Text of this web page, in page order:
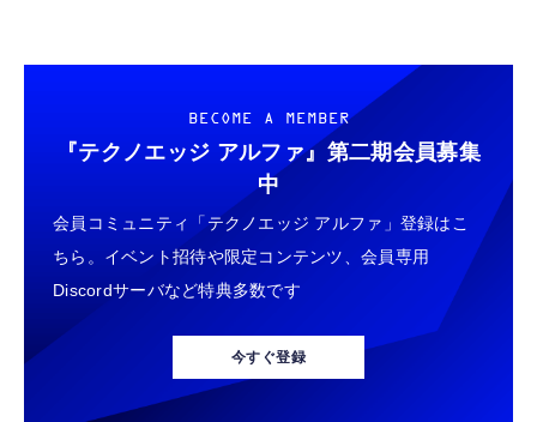
BECOME A MEMBER
『テクノエッジ アルファ』 第二期会員募集
中
会員コミュニティ「テクノエッジ アルファ」登録はこ
ちら。イベント招待や限定コンテンツ、会員専用
Discordサーバなど特典多数です
今すぐ登録